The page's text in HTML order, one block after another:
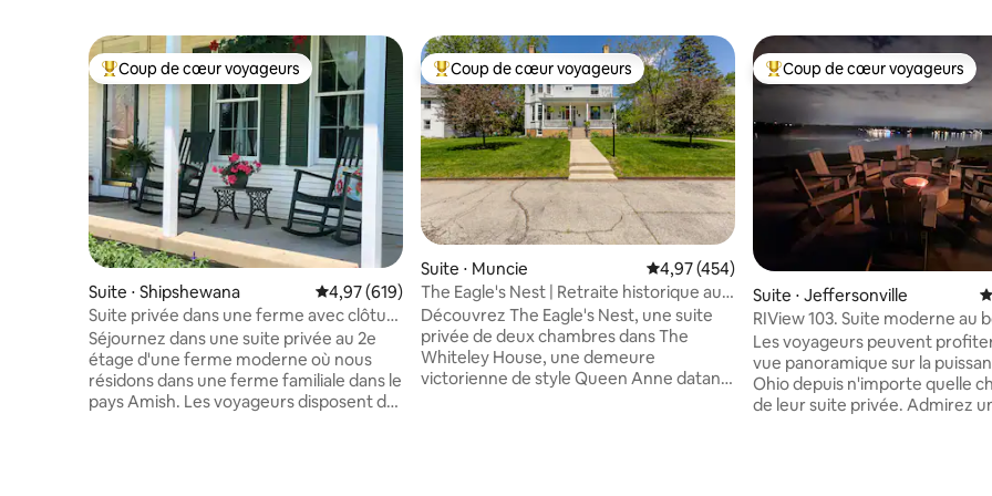
Coups de cœur voyageurs les plus appréciés
Coup de cœur voyageurs
Suite ⋅ Shipshewana Évaluation moyenne sur la base de 619 commentaires : 4,97 sur 5
4,97 (619)
Suite privée dans une ferme avec clôture
en piquets
Séjournez dans une suite privée au 2e
étage d'une ferme moderne où nous
résidons dans une ferme familiale dans le
pays Amish. Les voyageurs disposent de
Coups de cœur voyageurs les plus appréciés
Coup de cœur voyageurs
Suite ⋅ Muncie Évaluation moyenne sur la base de 454
4,97 (454)
The Eagle's Nest | Retraite historique au
bord de la rivière
Découvrez The Eagle's Nest, une suite
privée de deux chambres dans The
Whiteley House, une demeure
victorienne de style Queen Anne datant
Coups de cœur voyageurs les
Coup de cœur voyageurs
Suite ⋅ Jeffersonville
RIView 103. Suite moderne au
l'eau Kentucky Derby
Les voyageurs peuvent
vue panoramique sur la
Ohio depuis n'importe quelle
de leur suite privée. Admirez